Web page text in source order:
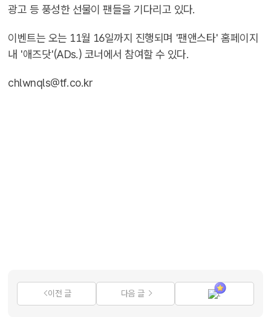
광고 등 풍성한 선물이 팬들을 기다리고 있다.
이벤트는 오는 11월 16일까지 진행되며 '팬앤스타' 홈페이지
내 '애즈닷'(ADs.) 코너에서 참여할 수 있다.
chlwnqls@tf.co.kr
이전 글 다음 글 1